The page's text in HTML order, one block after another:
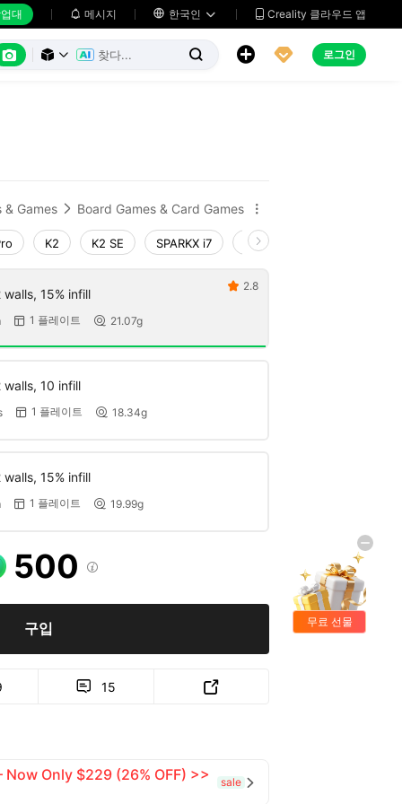
대  메시지  한국인   Creality 클라우드 앱
      로그인
& Games  Board Games & Card Games 
K2 K2 SE SPARKX i7 Creality Hi
15% infill
 1 플레이트  21.07g
 2.8
walls, 10 infill
 1 플레이트  18.34g
15% infill
 1 플레이트  19.99g
500 
구입
 15 
Now Only $229 (26% OFF) >> sale 
무료 선물